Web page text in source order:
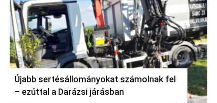
Újabb sertésállományokat számolnak fel
– ezúttal a Darázsi járásban